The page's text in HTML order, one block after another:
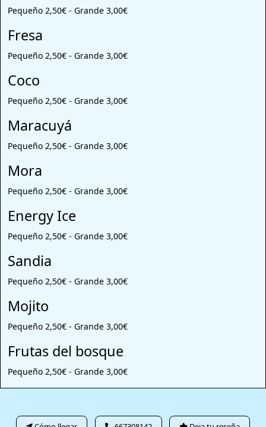
Pequeño 2,50€ - Grande 3,00€
Fresa
Pequeño 2,50€ - Grande 3,00€
Coco
Pequeño 2,50€ - Grande 3,00€
Maracuyá
Pequeño 2,50€ - Grande 3,00€
Mora
Pequeño 2,50€ - Grande 3,00€
Energy Ice
Pequeño 2,50€ - Grande 3,00€
Sandia
Pequeño 2,50€ - Grande 3,00€
Mojito
Pequeño 2,50€ - Grande 3,00€
Frutas del bosque
Pequeño 2,50€ - Grande 3,00€